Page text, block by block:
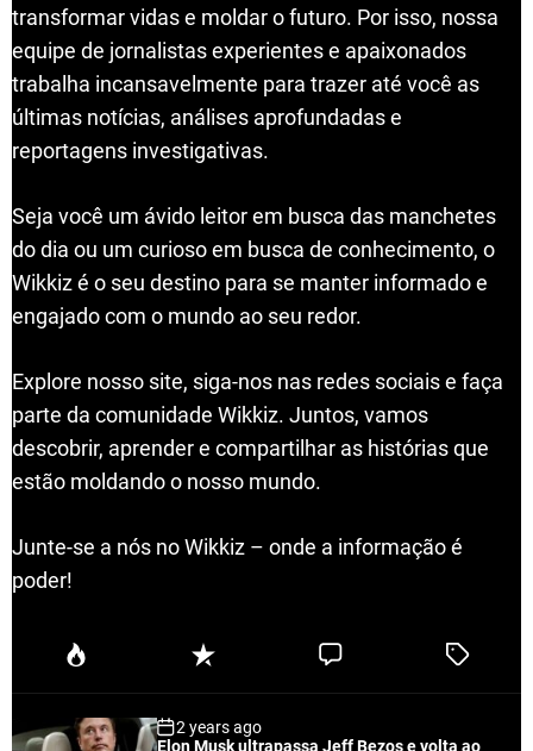
transformar vidas e moldar o futuro. Por isso, nossa
equipe de jornalistas experientes e apaixonados
trabalha incansavelmente para trazer até você as
últimas notícias, análises aprofundadas e
reportagens investigativas.
Seja você um ávido leitor em busca das manchetes
do dia ou um curioso em busca de conhecimento, o
Wikkiz é o seu destino para se manter informado e
engajado com o mundo ao seu redor.
Explore nosso site, siga-nos nas redes sociais e faça
parte da comunidade Wikkiz. Juntos, vamos
descobrir, aprender e compartilhar as histórias que
estão moldando o nosso mundo.
Junte-se a nós no Wikkiz – onde a informação é
poder!
P
u
R
e
C
T
2 years ago
Elon Musk ultrapassa Jeff Bezos e volta ao